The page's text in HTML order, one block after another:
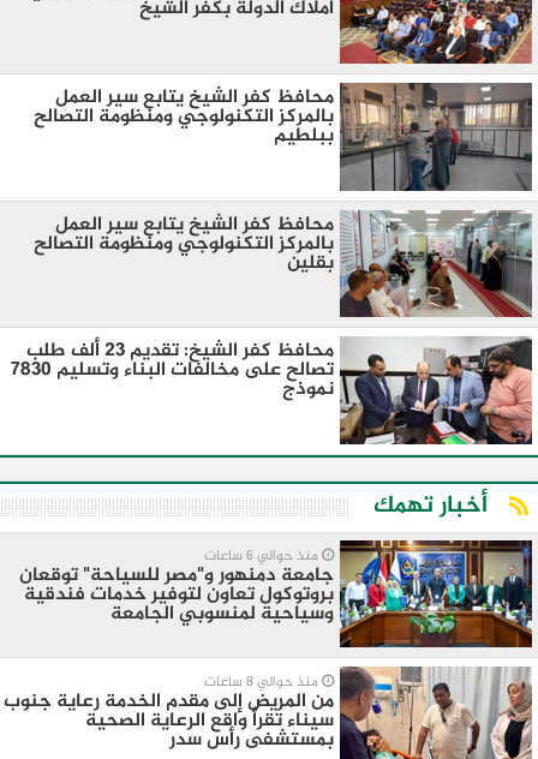
أملاك الدولة بكفر الشيخ
محافظ كفر الشيخ يتابع سير العمل
بالمركز التكنولوجي ومنظومة التصالح
ببلطيم
محافظ كفر الشيخ يتابع سير العمل
بالمركز التكنولوجي ومنظومة التصالح
بقلين
محافظ كفر الشيخ: تقديم 23 ألف طلب
تصالح على مخالفات البناء وتسليم 7830
نموذج
أخبار تهمك
منذ حوالي 6 ساعات
جامعة دمنهور و"مصر للسياحة" توقعان
بروتوكول تعاون لتوفير خدمات فندقية
وسياحية لمنسوبي الجامعة
منذ حوالي 8 ساعات
من المريض إلى مقدم الخدمة رعاية جنوب
سيناء تقرأ واقع الرعاية الصحية
بمستشفى رأس سدر